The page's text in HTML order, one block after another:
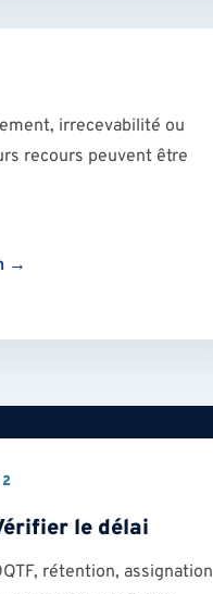
irrecevabilité ou
recours peuvent être
→
le délai
rétention, assignation